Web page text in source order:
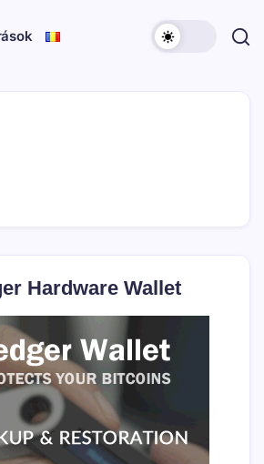
Hardware Wallet